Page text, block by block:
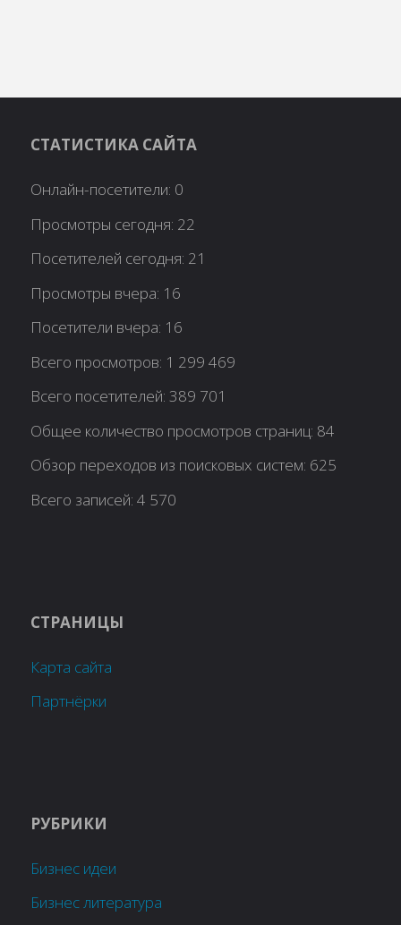
СТАТИСТИКА САЙТА
Онлайн-посетители: 0
Просмотры сегодня: 22
Посетителей сегодня: 21
Просмотры вчера: 16
Посетители вчера: 16
Всего просмотров: 1 299 469
Всего посетителей:389 701
Общее количество просмотров страниц: 84
Обзор переходов из поисковых систем: 625
Всего записей:4 570
СТРАНИЦЫ
Карта сайта
Партнёрки
РУБРИКИ
Бизнес идеи
Бизнес литература